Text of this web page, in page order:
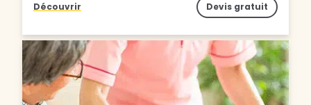
Découvrir Devis gratuit